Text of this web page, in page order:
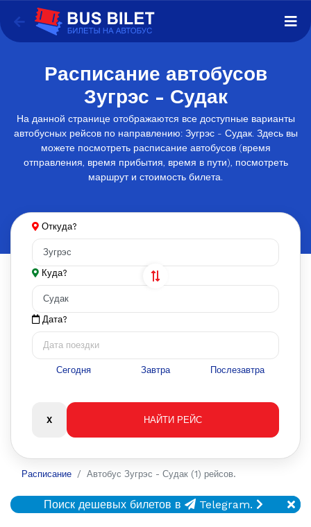
Расписание автобусов
Зугрэс - Судак
На данной странице отображаются все доступные варианты
автобусных рейсов по направлению: Зугрэс - Судак. Здесь вы
можете посмотреть расписание автобусов (время
отправления, время прибытия, время в пути), посмотреть
маршрут и стоимость билета.
Откуда?
Куда?
Дата?
Сегодня Завтра Послезавтра
Расписание Автобус Зугрэс - Судак (1) рейсов.
Поиск дешевых билетов в Telegram.